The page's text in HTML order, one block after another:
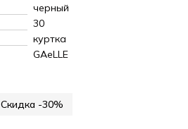
черный
30
куртка
GAeLLE
Скидка -30%